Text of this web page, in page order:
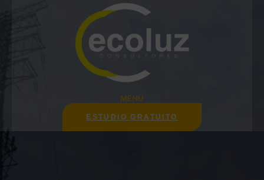
MENÚ
ESTUDIO GRATUITO